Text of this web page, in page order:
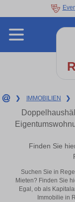
❯ IMMOBILIEN ❯
Finden Sie
Suchen Sie in
Mieten? Finden Sie
Egal, ob als
Immobilie in